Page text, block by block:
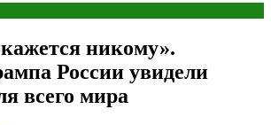
никому».
России увидели
всего мира